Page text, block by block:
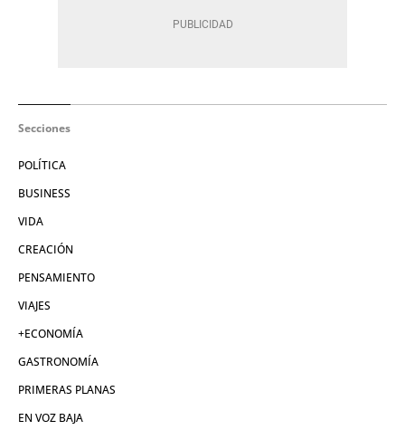
Secciones
POLÍTICA
BUSINESS
VIDA
CREACIÓN
PENSAMIENTO
VIAJES
+ECONOMÍA
GASTRONOMÍA
PRIMERAS PLANAS
EN VOZ BAJA